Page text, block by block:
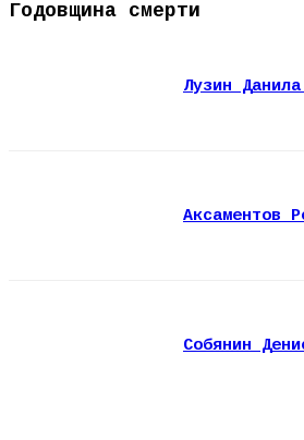
Годовщина смерти
Лузин
Аксаментов
Собянин